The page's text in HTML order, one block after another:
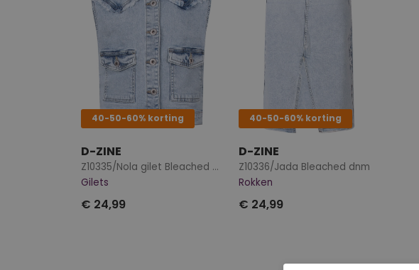
40-50-60% korting
D-ZINE
Z10335/Nola gilet Bleached dnm
Gilets
€ 24,99
40-50-60% korting
D-ZINE
Z10336/Jada Bleached dnm
Rokken
€ 24,99